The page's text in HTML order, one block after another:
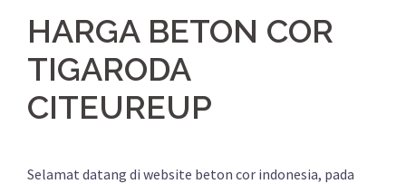
HARGA BETON COR
TIGARODA
CITEUREUP
Selamat datang di website beton cor indonesia, pada